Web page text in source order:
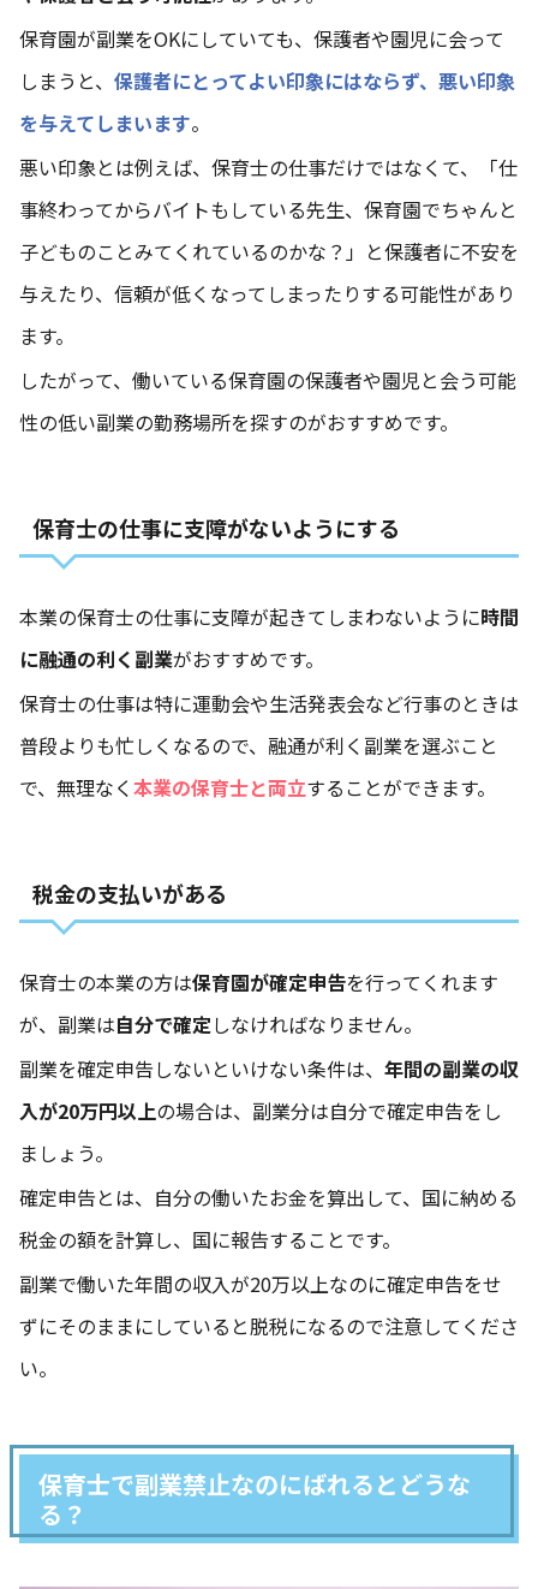
保育園が副業をOKにしていても、保護者や園児に会って
しまうと、 保護者にとってよい印象にはならず、悪い印象
を与えてしまいます。
悪い印象とは例えば、保育士の仕事だけではなくて、「仕
事終わってからバイトもしている先生、保育園でちゃんと
子どものことみてくれているのかな？」と保護者に不安を
与えたり、信頼が低くなってしまったりする可能性があり
ます。
したがって、働いている保育園の保護者や園児と会う可能
性の低い副業の勤務場所を探すのがおすすめです。
保育士の仕事に支障がないようにする
本業の保育士の仕事に支障が起きてしまわないように時間
に融通の利く副業がおすすめです。
保育士の仕事は特に運動会や生活発表会など行事のときは
普段よりも忙しくなるので、融通が利く副業を選ぶこと
で、無理なく本業の保育士と両立することができます。
税金の支払いがある
保育士の本業の方は保育園が確定申告を行ってくれます
が、副業は自分で確定しなければなりません。
副業を確定申告しないといけない条件は、 年間の副業の収
入が20万円以上の場合は、副業分は自分で確定申告をし
ましょう。
確定申告とは、自分の働いたお金を算出して、国に納める
税金の額を計算し、国に報告することです。
副業で働いた年間の収入が20万以上なのに確定申告をせ
ずにそのままにしていると脱税になるので注意してくださ
い。
保育士で副業禁止なのにばれるとどうな
る？